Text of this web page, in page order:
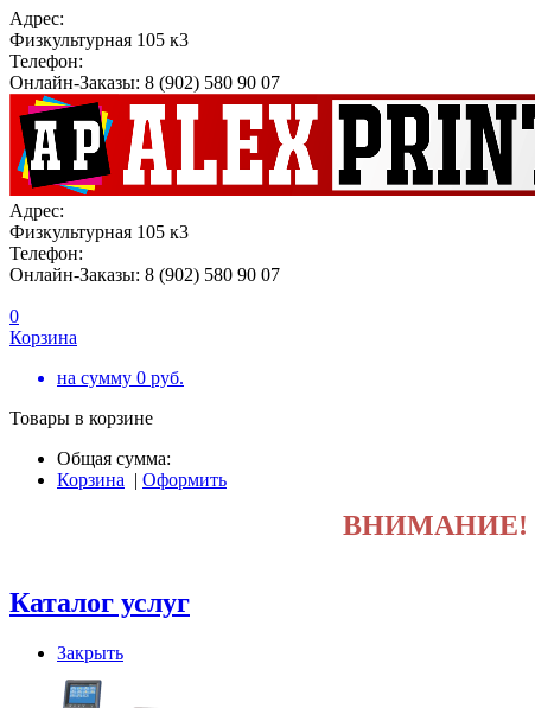
Адрес:
Физкультурная 105 к3
Телефон:
Онлайн-Заказы: 8 (902) 580 90 07
Адрес:
Физкультурная 105 к3
Телефон:
Онлайн-Заказы: 8 (902) 580 90 07
0
Корзина
на сумму 0 руб.
Товары в корзине
Общая сумма:
Корзина | Оформить
ВНИМАНИЕ!
Каталог услуг
Закрыть